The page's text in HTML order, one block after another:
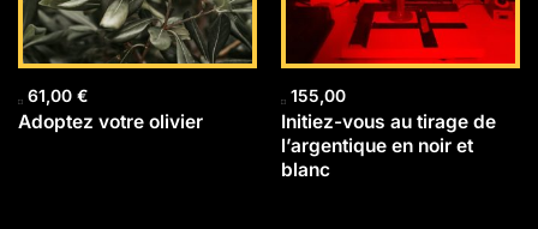
61,00 €
Adoptez votre olivier
155,00
Initiez-vous au tirage de
l’argentique en noir et
blanc